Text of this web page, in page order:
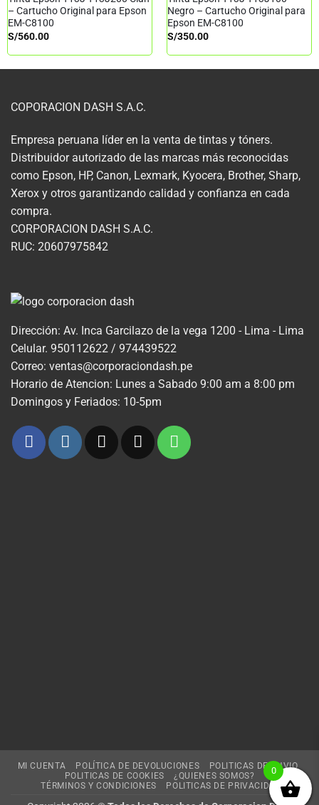
– Cartucho Original para Epson
EM-C8100
S/560.00
Negro – Cartucho Original para
Epson EM-C8100
S/350.00
COPORACION DASH S.A.C.
Empresa peruana líder en la venta de tintas y tóners.
Distribuidor autorizado de las marcas más reconocidas
como Epson, HP, Canon, Lexmark, Kyocera, Brother, Sharp,
Xerox y otros garantizando calidad y confianza en cada
compra.
CORPORACION DASH S.A.C.
RUC: 20607975842
Dirección: Av. Inca Garcilazo de la vega 1200 - Lima - Lima
Celular. 950112622 / 974439522
Correo: ventas@corporaciondash.pe
Horario de Atencion: Lunes a Sabado 9:00 am a 8:00 pm
Domingos y Feriados: 10-5pm
MI CUENTA POLÍTICA DE DEVOLUCIONES
POLITICAS DE ENVIO
POLITICAS DE COOKIES
¿QUIENES SOMOS?
TÉRMINOS Y CONDICIONES
POLITICAS DE PRIVACIDAD
0